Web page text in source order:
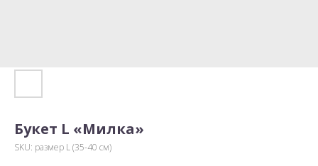
Букет L «Милка»
SKU: размер L (35-40 см)